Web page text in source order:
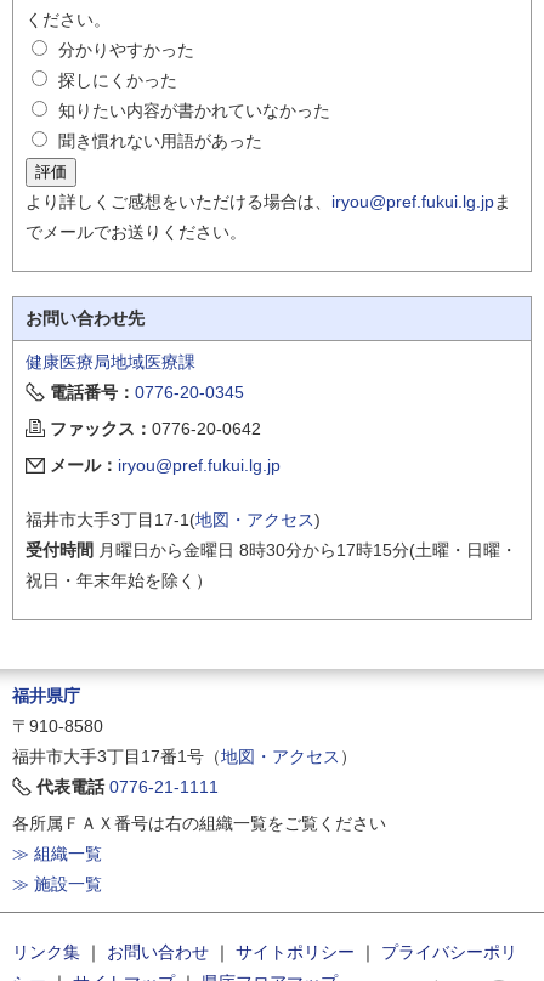
ください。
分かりやすかった
探しにくかった
知りたい内容が書かれていなかった
聞き慣れない用語があった
より詳しくご感想をいただける場合は、 iryou@pref.fukui.lg.jpま
でメールでお送りください。
お問い合わせ先
健康医療局地域医療課
電話番号： 0776-20-0345
ファックス： 0776-20-0642
メール： iryou@pref.fukui.lg.jp
福井市大手3丁目17-1(地図・アクセス)
受付時間 月曜日から金曜日 8時30分から17時15分(土曜・日曜・
祝日・年末年始を除く）
福井県庁
〒910-8580
福井市大手3丁目17番1号（地図・アクセス ）
代表電話 0776-21-1111
各所属ＦＡＸ番号は右の組織一覧をご覧ください
≫ 組織一覧
≫ 施設一覧
リンク集 ｜ お問い合わせ ｜ サイトポリシー ｜
プライバシーポリ